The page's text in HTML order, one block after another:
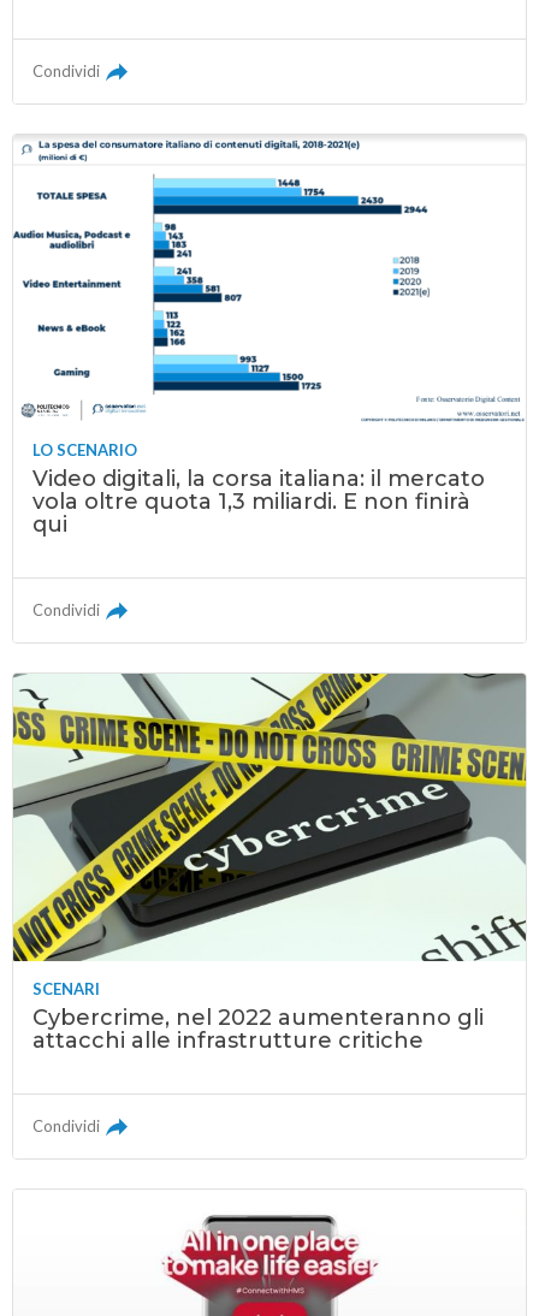
Condividi
LO SCENARIO
Video digitali, la corsa italiana: il mercato
vola oltre quota 1,3 miliardi. E non finirà
qui
Condividi
SCENARI
Cybercrime, nel 2022 aumenteranno gli
attacchi alle infrastrutture critiche
Condividi